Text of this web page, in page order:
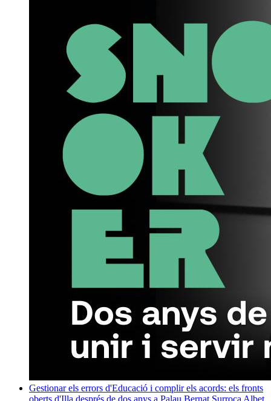
Gestionar els errors d'Educació i complir els acords: els fronts
oberts d'Illa després de dos anys a Palau Bernat Surroca Albet